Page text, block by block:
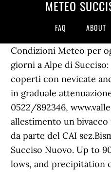
METEO
FAQ ABOUT
Condizioni Meteo per
giorni a Alpe di
coperti con nevicate
in graduale
0522/892346,
allestimento un
da parte del CAI
Succiso Nuovo. Up to
lows, and precipitation